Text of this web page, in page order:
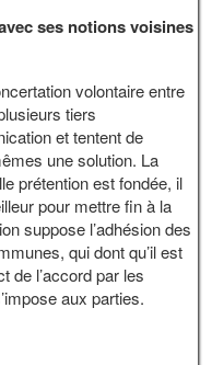
ses notions voisines
volontaire entre
tiers
et tentent de
une solution. La
prétention est fondée, il
pour mettre fin à la
suppose l’adhésion des
qui dont qu’il est
de l’accord par les
aux parties.